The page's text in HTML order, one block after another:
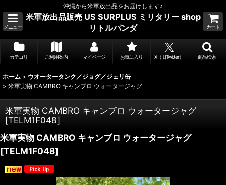
沖縄から米軍放出品をお届けします♪
メニュー
米軍放出品販売 US SURPLUS ミリタリー shop
リトルパンダ
カート
カテゴリ ご利用案内 マイページ お気に入り X（旧Twitter） 商品検索
ホーム > ウオータータンク／ジョグ／ジェリ缶
> 米軍実物 CAMBRO キャンブロ ウォータージャグ
米軍実物 CAMBRO キャンブロ ウォータージャグ
[TELM1F048]
米軍実物 CAMBRO キャンブロ ウォータージャグ
[TELM1F048]